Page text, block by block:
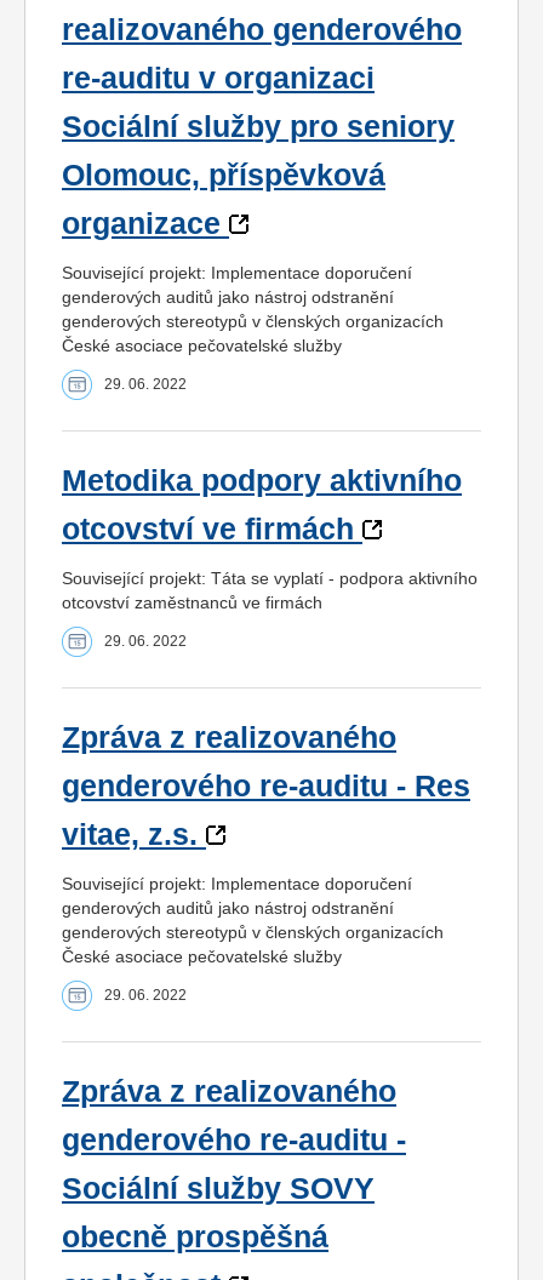
realizovaného genderového
re-auditu v organizaci
Sociální služby pro seniory
Olomouc, příspěvková
organizace
Související projekt: Implementace doporučení
genderových auditů jako nástroj odstranění
genderových stereotypů v členských organizacích
České asociace pečovatelské služby
29. 06. 2022
Metodika podpory aktivního
otcovství ve firmách
Související projekt: Táta se vyplatí - podpora aktivního
otcovství zaměstnanců ve firmách
29. 06. 2022
Zpráva z realizovaného
genderového re-auditu - Res
vitae, z.s.
Související projekt: Implementace doporučení
genderových auditů jako nástroj odstranění
genderových stereotypů v členských organizacích
České asociace pečovatelské služby
29. 06. 2022
Zpráva z realizovaného
genderového re-auditu -
Sociální služby SOVY
obecně prospěšná